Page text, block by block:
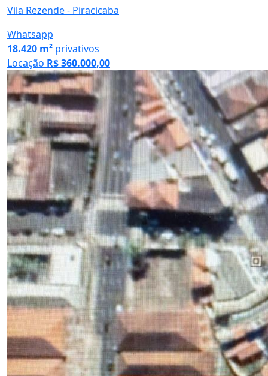
Vila Rezende - Piracicaba
Whatsapp
18.420 m² privativos
Locação R$ 360.000,00